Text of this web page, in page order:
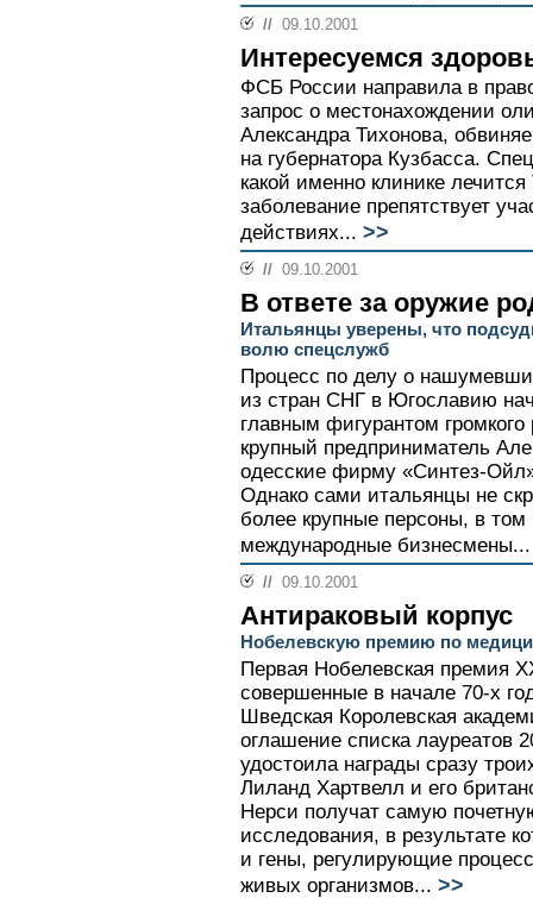
// 09.10.2001
Интересуемся
ФСБ России направила в
запрос о местонахождении
Александра Тихонова,
на губернатора Кузбасса.
какой именно клинике
заболевание препятствует
действиях... >>
// 09.10.2001
В ответе за оружие
Итальянцы уверены, что
волю спецслужб
Процесс по делу о
из стран СНГ в Югославию
главным фигурантом
крупный предприниматель
одесские фирму «Синтез-
Однако сами итальянцы не
более крупные персоны, в том
международные бизнесмены...
// 09.10.2001
Антираковый корпус
Нобелевскую премию по
Первая Нобелевская премия
совершенные в начале 70-х
Шведская Королевская
оглашение списка лауреатов
удостоила награды сразу
Лиланд Хартвелл и его
Нерси получат самую
исследования, в результате
и гены, регулирующие
живых организмов... >>